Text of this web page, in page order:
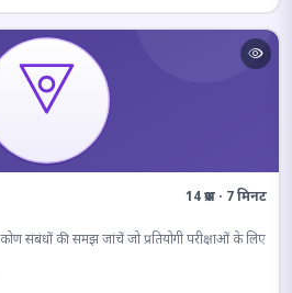
14 प्रश्न · 7 मिनट
संबंधों की समझ जांचें जो प्रतियोगी परीक्षाओं के लिए